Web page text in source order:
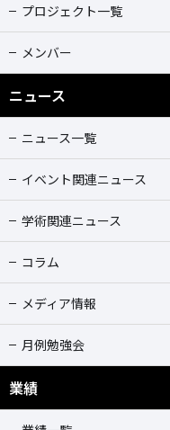
プロジェクト一覧
メンバー
ニュース
ニュース一覧
イベント関連ニュース
学術関連ニュース
コラム
メディア情報
月例勉強会
業績